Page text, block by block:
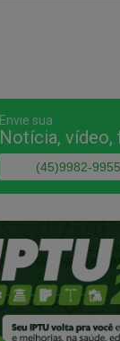
Envie sua
Notícia, vídeo,
(45)9982-